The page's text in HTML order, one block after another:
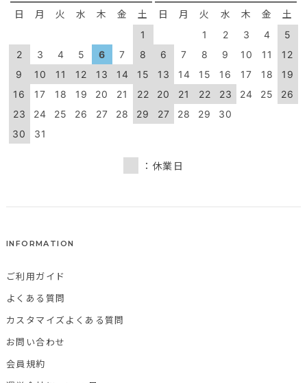
日 月 火 水 木 金 土
1
2
3 4 5 6 7
8
9
10 11 12 13 14
15
16
17 18 19 20 21
22
23
24 25 26 27 28
29
30
31
日 月 火 水 木 金 土
1 2 3 4
5
6
7 8 9 10 11
12
13
14 15 16 17 18
19
20
21 22 23 24 25
26
27
28 29 30
：休業日
INFORMATION
ご利用ガイド
よくある質問
カスタマイズよくある質問
お問い合わせ
会員規約